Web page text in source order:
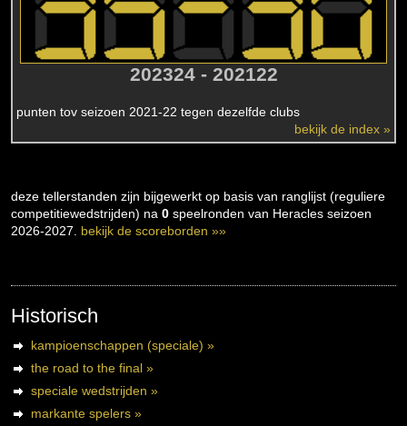
202324 - 202122
punten tov seizoen 2021-22 tegen dezelfde clubs
bekijk de index »
deze tellerstanden zijn bijgewerkt op basis van ranglijst (reguliere
competitiewedstrijden) na 0 speelronden van Heracles seizoen
2026-2027. bekijk de scoreborden »»
Historisch
kampioenschappen (speciale) »
the road to the final »
speciale wedstrijden »
markante spelers »